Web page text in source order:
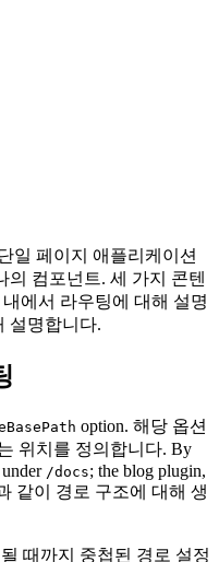
일 페이지 애플리케이션
컴포넌트. 세 가지 콘텐
에서 라우팅에 대해 설명
설명합니다.
option. 해당 옵션
위치를 정의합니다. By
/docs; the blog plugin,
같이 경로 구조에 대해 생
때까지 중첩된 경로 설정